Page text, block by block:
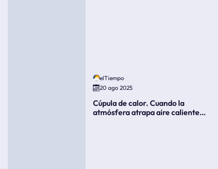
elTiempo
20 ago 2025
Cúpula de calor. Cuando la
atmósfera atrapa aire caliente